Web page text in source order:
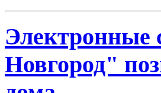
Новгород"